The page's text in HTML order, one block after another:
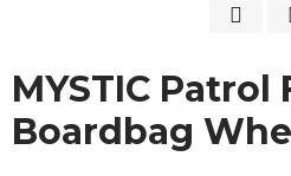
MYSTIC Patrol
Boardbag